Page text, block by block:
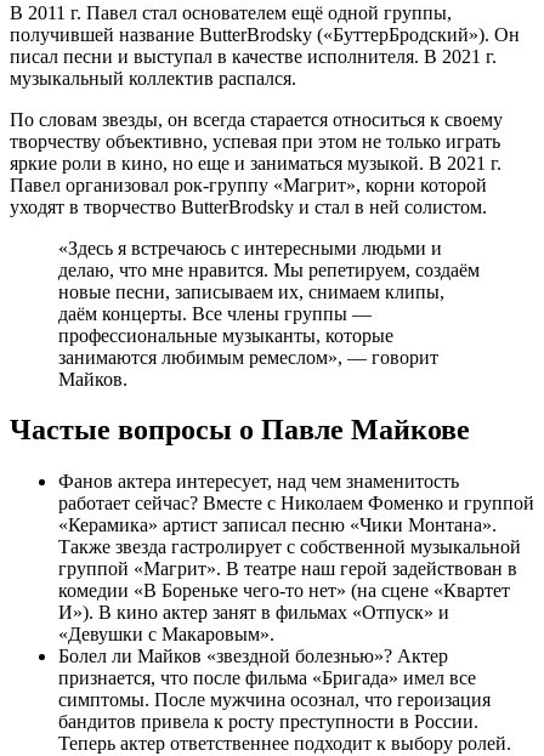
В 2011 г. Павел стал основателем ещё одной группы,
получившей название ButterBrodsky («БуттерБродский»). Он
писал песни и выступал в качестве исполнителя. В 2021 г.
музыкальный коллектив распался.
По словам звезды, он всегда старается относиться к своему
творчеству объективно, успевая при этом не только играть
яркие роли в кино, но еще и заниматься музыкой. В 2021 г.
Павел организовал рок-группу «Магрит», корни которой
уходят в творчество ButterBrodsky и стал в ней солистом.
«Здесь я встречаюсь с интересными людьми и
делаю, что мне нравится. Мы репетируем, создаём
новые песни, записываем их, снимаем клипы,
даём концерты. Все члены группы —
профессиональные музыканты, которые
занимаются любимым ремеслом», — говорит
Майков.
Частые вопросы о Павле Майкове
Фанов актера интересует, над чем знаменитость
работает сейчас? Вместе с Николаем Фоменко и группой
«Керамика» артист записал песню «Чики Монтана».
Также звезда гастролирует с собственной музыкальной
группой «Магрит». В театре наш герой задействован в
комедии «В Бореньке чего-то нет» (на сцене «Квартет
И»). В кино актер занят в фильмах «Отпуск» и
«Девушки с Макаровым».
Болел ли Майков «звездной болезнью»? Актер
признается, что после фильма «Бригада» имел все
симптомы. После мужчина осознал, что героизация
бандитов привела к росту преступности в России.
Теперь актер ответственнее подходит к выбору ролей.